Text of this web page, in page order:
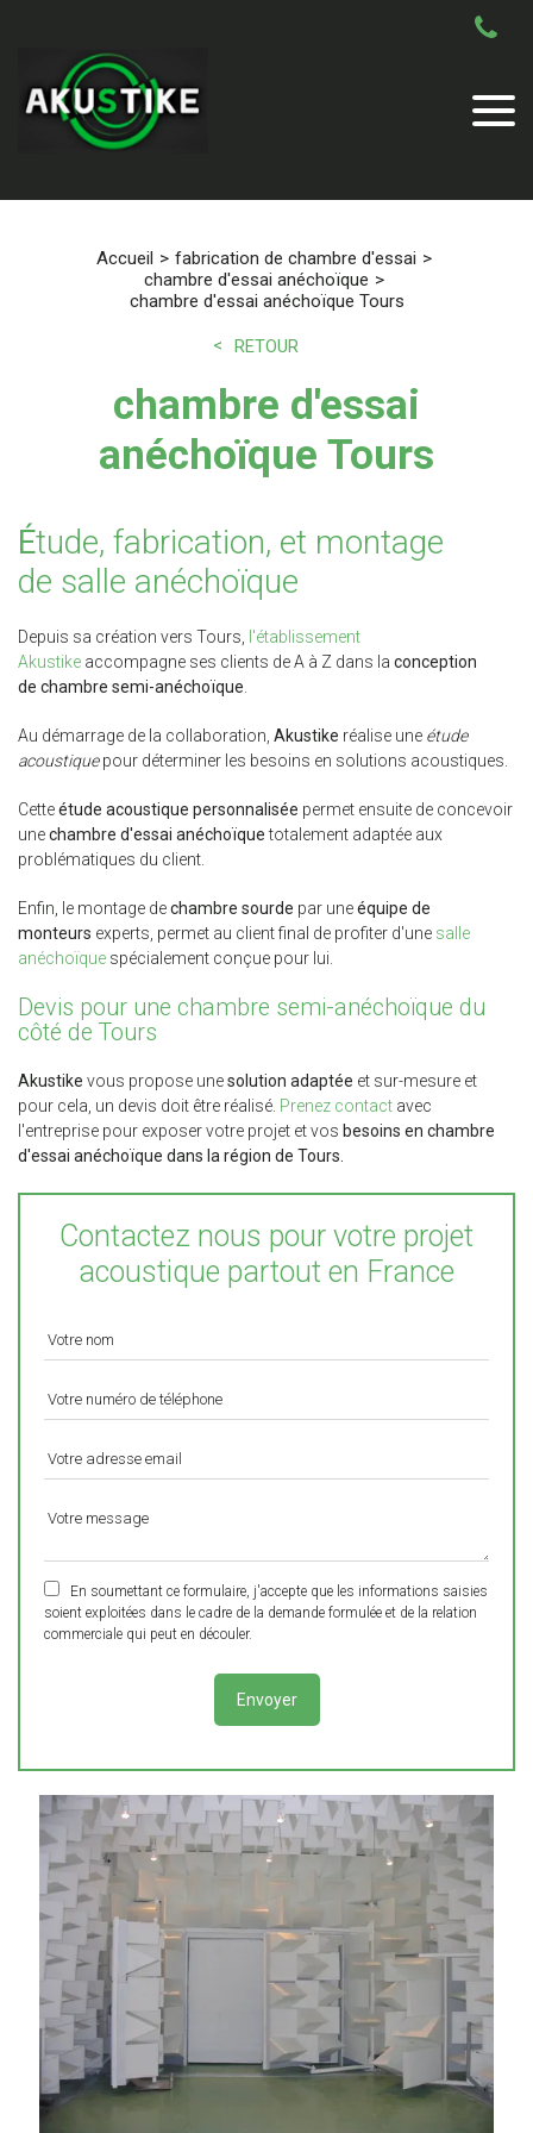
Accueil
fabrication de chambre d'essai
chambre d'essai anéchoïque
chambre d'essai anéchoïque Tours
RETOUR
chambre d'essai
anéchoïque Tours
Étude, fabrication, et montage
de salle anéchoïque
Depuis sa création vers Tours,
l'établissement
Akustike accompagne ses clients de A à Z dans la conception
de chambre semi-anéchoïque
Au démarrage de la collaboration, Akustike réalise une étude
acoustiquepour déterminer les besoins en solutions acoustiques.
Cetteétude acoustique personnalisée permet ensuite de concevoir
unechambre d'essai anéchoïquetotalement adaptée aux
problématiques du client.
Enfin, le montage dechambre sourde par uneéquipe de
monteurs experts, permet au client final de profiter d'une salle
anéchoïque spécialement conçue pour lui.
Devis pour une chambre semi-anéchoïque du
côté de Tours
Akustike vous propose unesolution adaptée et sur-mesure et
pour cela, un devis doit être réalisé. Prenez contact avec
l'entreprise pour exposer votre projet et vos besoins en chambre
d'essai anéchoïque dans la région de Tours.
Contactez nous pour votre projet
acoustique partout en France
En soumettant ce formulaire, j'accepte que les informations saisies
soient exploitées dans le cadre de la demande formulée et de la relation
commerciale qui peut en découler.